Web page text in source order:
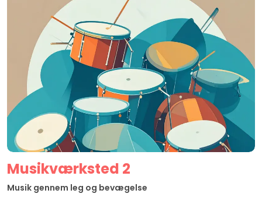
Musikværksted 2
Musik gennem leg og bevægelse